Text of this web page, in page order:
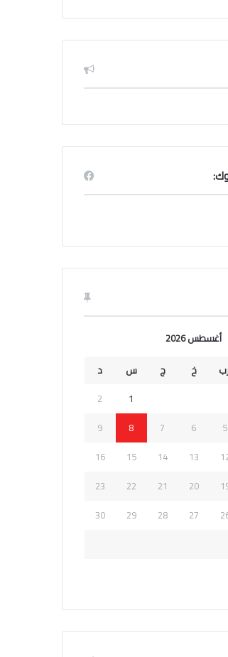
أغسطس 2026
خ ج س
د
1
2
5
6
7
8
9
13
14
15
16
20
21
22
23
27
28
29
30